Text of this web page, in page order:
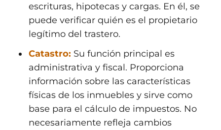
escrituras, hipotecas y cargas. En él, se
puede verificar quién es el propietario
legítimo del trastero.
Catastro: Su función principal es
administrativa y fiscal. Proporciona
información sobre las características
físicas de los inmuebles y sirve como
base para el cálculo de impuestos. No
necesariamente refleja cambios